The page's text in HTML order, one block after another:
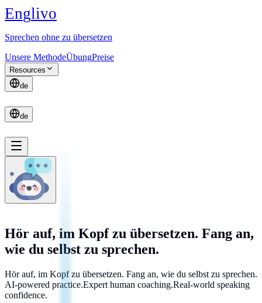
Englivo
Sprechen ohne zu übersetzen
Unsere MethodeÜbungPreise
Resources
de
de
Hör auf, im Kopf zu übersetzen. Fang an,
wie du selbst zu sprechen.
Hör auf, im Kopf zu übersetzen. Fang an, wie du selbst zu sprechen.
AI-powered practice.Expert human coaching.Real-world speaking
confidence.